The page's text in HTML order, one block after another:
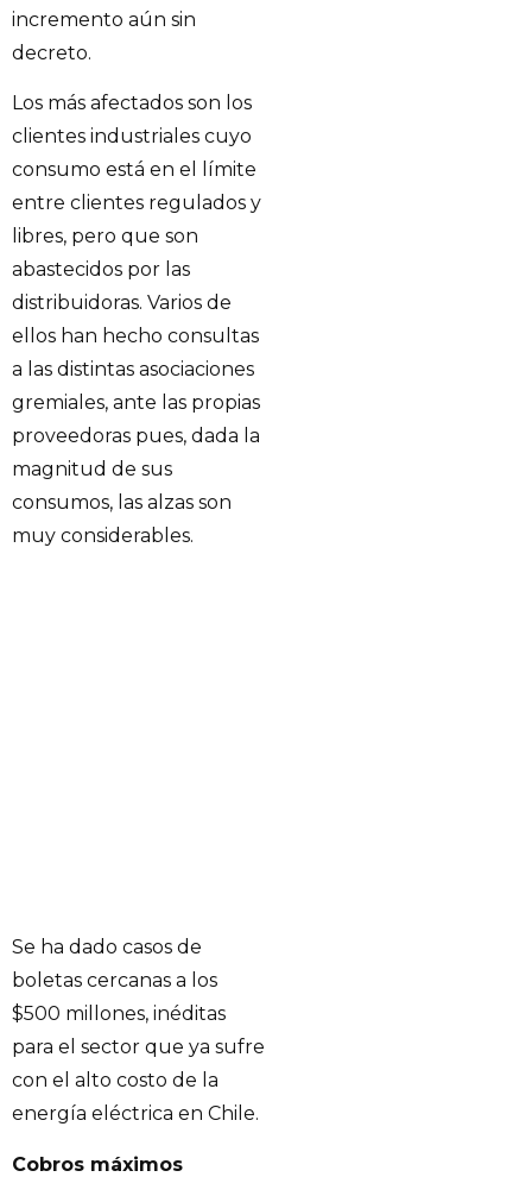
incremento aún sin
decreto.
Los más afectados son los
clientes industriales cuyo
consumo está en el límite
entre clientes regulados y
libres, pero que son
abastecidos por las
distribuidoras. Varios de
ellos han hecho consultas
a las distintas asociaciones
gremiales, ante las propias
proveedoras pues, dada la
magnitud de sus
consumos, las alzas son
muy considerables.
Se ha dado casos de
boletas cercanas a los
$500 millones, inéditas
para el sector que ya sufre
con el alto costo de la
energía eléctrica en Chile.
Cobros máximos